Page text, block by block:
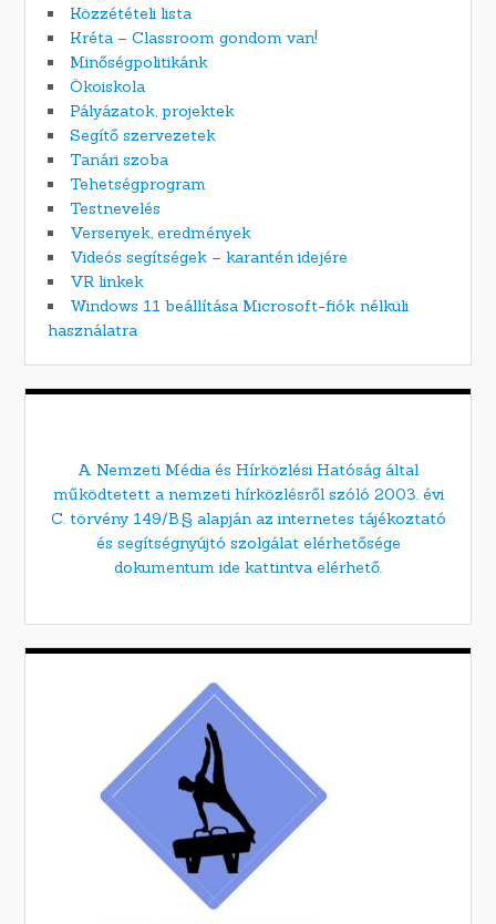
Közzétételi lista
Kréta – Classroom gondom van!
Minőségpolitikánk
Ökoiskola
Pályázatok, projektek
Segítő szervezetek
Tanári szoba
Tehetségprogram
Testnevelés
Versenyek, eredmények
Videós segítségek – karantén idejére
VR linkek
Windows 11 beállítása Microsoft-fiók nélküli
használatra
A Nemzeti Média és Hírközlési Hatóság által
működtetett a nemzeti hírközlésről szóló 2003. évi
C. törvény 149/B.§ alapján az internetes tájékoztató
és segítségnyújtó szolgálat elérhetősége
dokumentum ide kattintva elérhető.